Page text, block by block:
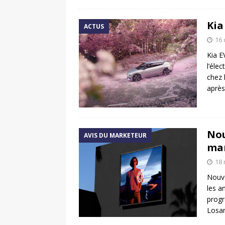
ACTUS
16
Kia
chez
AVIS DU MARKETEUR
18
les